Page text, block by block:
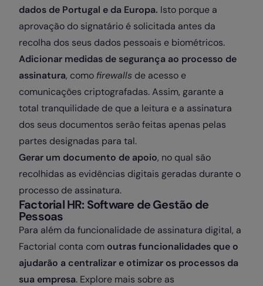
dados de Portugal e da Europa. Isto porque a
aprovação do signatário é solicitada antes da
recolha dos seus dados pessoais e biométricos.
Adicionar medidas de segurança ao processo de
assinatura, como firewalls de acesso e
comunicações criptografadas. Assim, garante a
total tranquilidade de que a leitura e a assinatura
dos seus documentos serão feitas apenas pelas
partes designadas para tal.
Gerar um documento de apoio, no qual são
recolhidas as evidências digitais geradas durante o
processo de assinatura.
Factorial HR: Software de Gestão de
Pessoas
Para além da funcionalidade de assinatura digital, a
Factorial conta com outras funcionalidades que o
ajudarão a centralizar e otimizar os processos da
sua empresa. Explore mais sobre as